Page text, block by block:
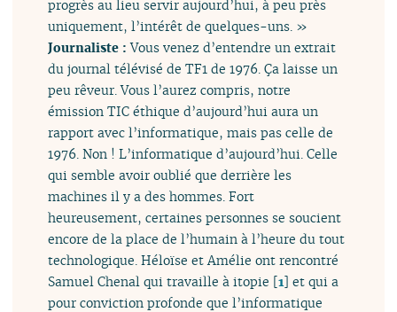
progrès au lieu servir aujourd’hui, à peu près
uniquement, l’intérêt de quelques-uns. »
Journaliste :Vous venez d’entendre un extrait
du journal télévisé de TF1 de 1976. Ça laisse un
peu rêveur. Vous l’aurez compris, notre
émission TIC éthique d’aujourd’hui aura un
rapport avec l’informatique, mais pas celle de
1976. Non ! L’informatique d’aujourd’hui. Celle
qui semble avoir oublié que derrière les
machines il y a des hommes. Fort
heureusement, certaines personnes se soucient
encore de la place de l’humain à l’heure du tout
technologique. Héloïse et Amélie ont rencontré
Samuel Chenal qui travaille à itopie [1] et qui a
pour conviction profonde que l’informatique